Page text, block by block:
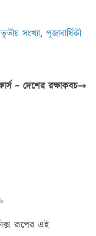
সংখ্যা, পূজাবার্ষিকী
~ দেশের রক্ষাকবচ
রূপের এই